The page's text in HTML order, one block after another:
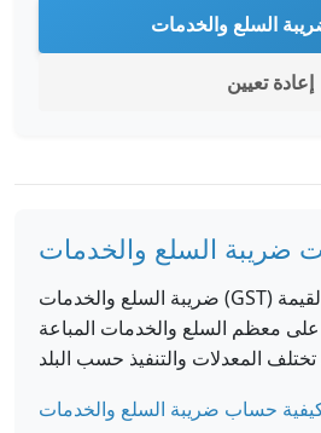
السلع والخدمات
إعادة تعيين
ضريبة السلع والخدمات
ضريبة السلع والخدمات (GST) هي ضريبة على القيمة
معظم السلع والخدمات المباعة
حساب ضريبة السلع والخدمات